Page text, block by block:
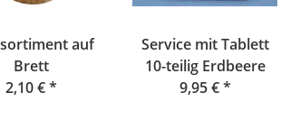
auf
Brett
2,10 €*
Service mit Tablett
10-teilig Erdbeere
9,95 €*